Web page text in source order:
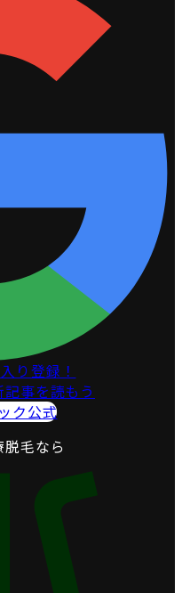
り登録！
事を読もう
ク公式
脱毛なら